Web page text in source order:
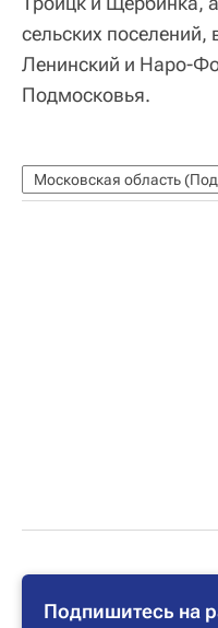
сельских
Ленинский и Наро-
Подмосковья.
Московская область
Подпишитесь на